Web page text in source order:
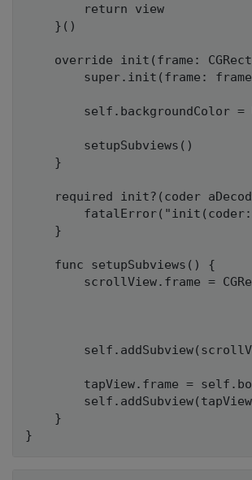
        return view
    }()
override init(frame:
super.init(frame:
self.backgroundColor =
        setupSubviews()
    }
required init?(coder
    }
    func setupSubviews() {
scrollView.frame =
tapView.frame =
    }